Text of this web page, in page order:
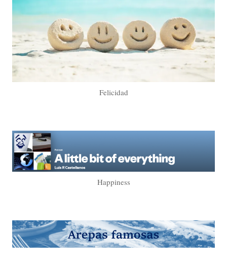
Felicidad
Happiness